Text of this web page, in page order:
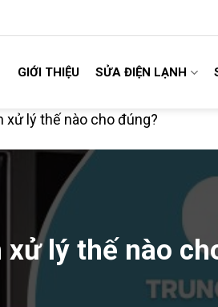
GIỚI THIỆU SỬA ĐIỆN LẠNH
xử lý thế nào cho đúng?
lý thế nào